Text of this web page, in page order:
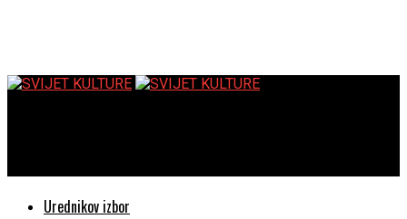
Urednikov izbor